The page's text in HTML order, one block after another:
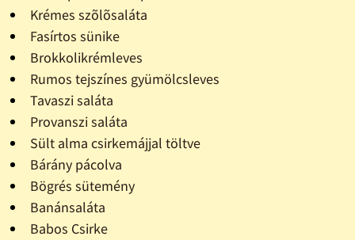
Krémes szõlõsaláta
Fasírtos sünike
Brokkolikrémleves
Rumos tejszínes gyümölcsleves
Tavaszi saláta
Provanszi saláta
Sült alma csirkemájjal töltve
Bárány pácolva
Bögrés sütemény
Banánsaláta
Babos Csirke